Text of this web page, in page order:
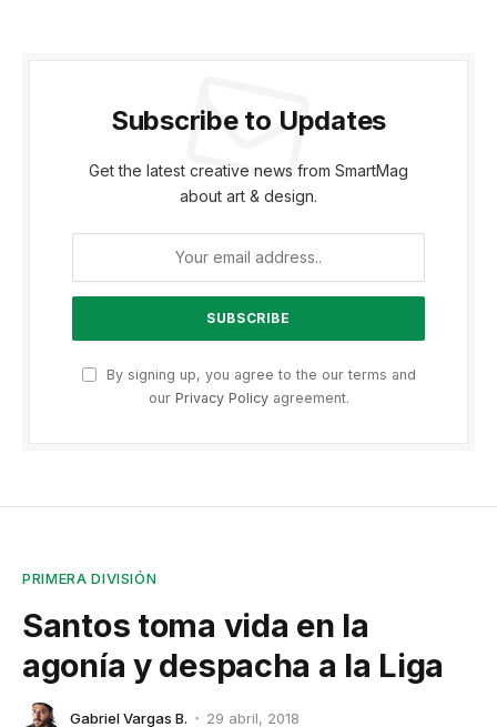
Subscribe to Updates
Get the latest creative news from SmartMag
about art & design.
By signing up, you agree to the our terms and
our Privacy Policyagreement.
PRIMERA DIVISIÓN
Santos toma vida en la
agonía y despacha a la Liga
Gabriel Vargas B. 29 abril, 2018